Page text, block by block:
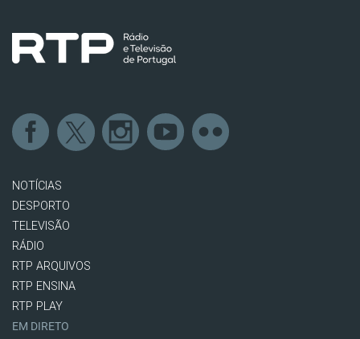
NOTÍCIAS
DESPORTO
TELEVISÃO
RÁDIO
RTP ARQUIVOS
RTP ENSINA
RTP PLAY
EM DIRETO